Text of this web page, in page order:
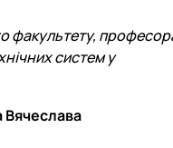
факультету,
систем у
Вячеслава